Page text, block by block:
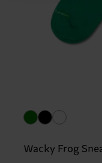
Wacky Frog